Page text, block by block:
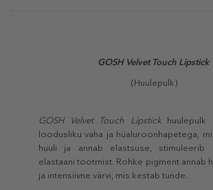
GOSH Velvet Touch Lipstick
(Huulepulk)
GOSH Velvet Touch Lipstick huulepulk
loodusliku vaha ja hüaluroonhapetega,
huuli ja annab elastsuse, stimuleerib
elastaani tootmist. Rohke pigment annab
ja intensiivne värvi, mis kestab tunde.